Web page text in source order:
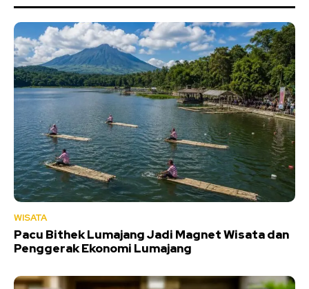
WISATA
Pacu Bithek Lumajang Jadi Magnet Wisata dan
Penggerak Ekonomi Lumajang